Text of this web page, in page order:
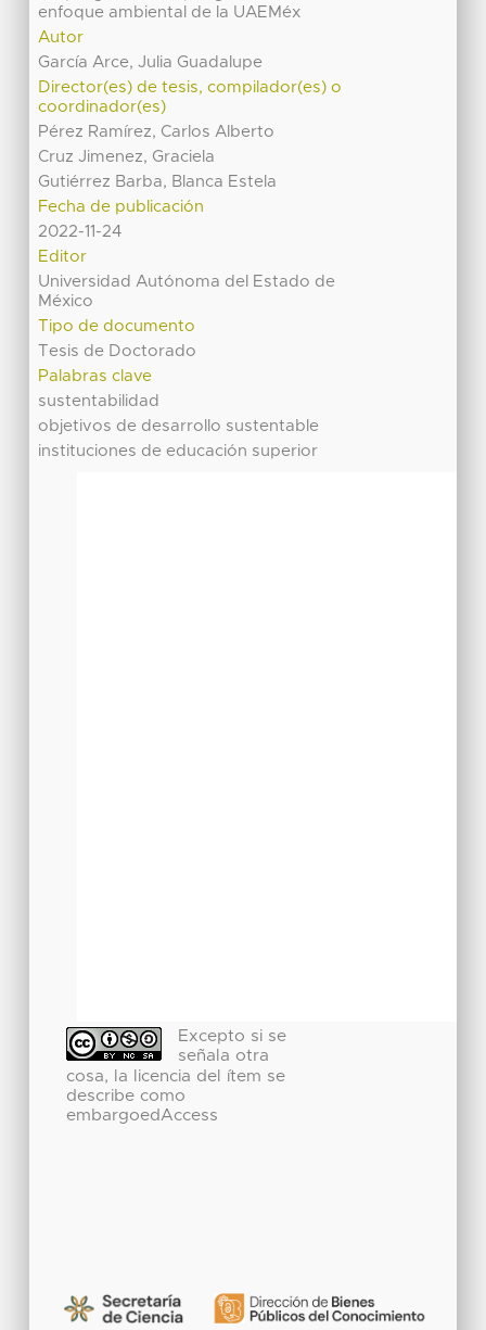
enfoque ambiental de la UAEMéx
Autor
García Arce, Julia Guadalupe
Director(es) de tesis, compilador(es) o
coordinador(es)
Pérez Ramírez, Carlos Alberto
Cruz Jimenez, Graciela
Gutiérrez Barba, Blanca Estela
Fecha de publicación
2022-11-24
Editor
Universidad Autónoma del Estado de
México
Tipo de documento
Tesis de Doctorado
Palabras clave
sustentabilidad
objetivos de desarrollo sustentable
instituciones de educación superior
Excepto si se
señala otra
cosa, la licencia del ítem se
describe como
embargoedAccess